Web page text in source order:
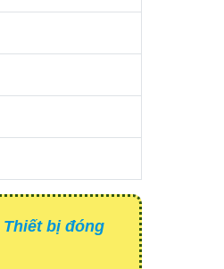
Thiết bị đóng